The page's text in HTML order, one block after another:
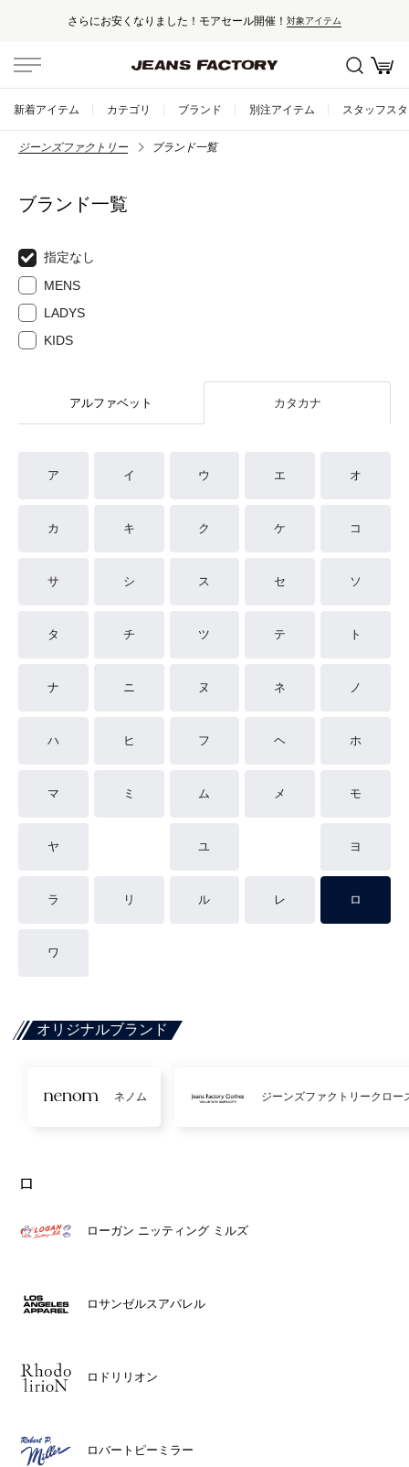
さらにお安くなりました！モアセール開催！ 対象アイテム
新着アイテム カテゴリ ブランド 別注アイテム スタッフス
ジーンズファクトリー ブランド一覧
ブランド一覧
指定なし
MENS
LADYS
KIDS
アルファベット カタカナ
ア イ ウ エ オ
カ キ ク ケ コ
サ シ ス セ ソ
タ チ ツ テ ト
ナ ニ ヌ ネ ノ
ハ ヒ フ ヘ ホ
マ ミ ム メ モ
ヤ ユ ヨ
ラ リ ル レ ロ
ワ
オリジナルブランド
ネノム ジーンズファクトリークロー
ロ
ローガン ニッティング ミルズ
ロサンゼルスアパレル
ロドリリオン
ロバートピーミラー